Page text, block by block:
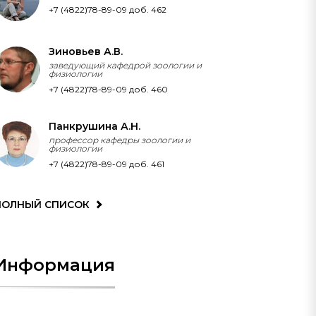
+7 (4822)78-89-09 доб. 462
Зиновьев А.В.
заведующий кафедрой зоологии и
физиологии
+7 (4822)78-89-09 доб. 460
Панкрушина А.Н.
профессор кафедры зоологии и
физиологии
+7 (4822)78-89-09 доб. 461
СПИСОК